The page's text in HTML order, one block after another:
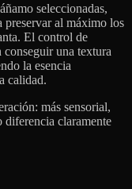
seleccionadas,
preservar al máximo los
El control de
una textura
la esencia
calidad.
más sensorial,
diferencia claramente